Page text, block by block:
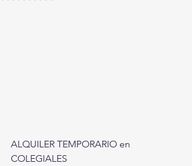
ALQUILER TEMPORARIO en
COLEGIALES